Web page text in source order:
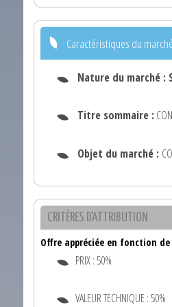
Caractéristiques du marché
Nature du marché :
Titre sommaire :
Objet du marché :
CRITÈRES D'ATTRIBUTION
Offre appréciée en fonction de
PRIX : 50%
VALEUR TECHNIQUE : 50%